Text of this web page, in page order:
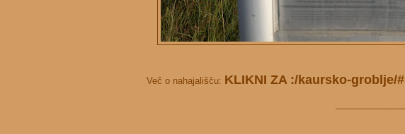
Več o nahajališču: KLIKNI ZA :/kaursko-groblje/#